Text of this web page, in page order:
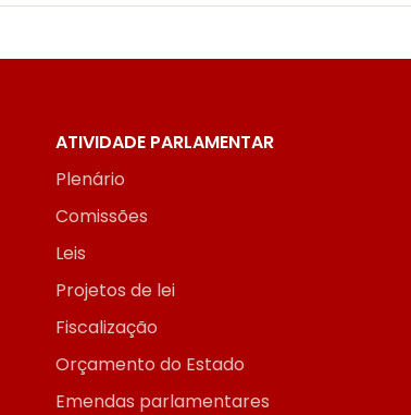
ATIVIDADE PARLAMENTAR
Plenário
Comissões
Leis
Projetos de lei
Fiscalização
Orçamento do Estado
Emendas parlamentares